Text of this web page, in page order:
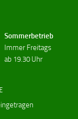
Sommerbetrieb
Immer Freitags
ab 19.30 Uhr